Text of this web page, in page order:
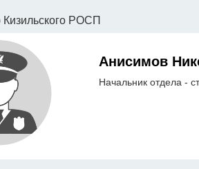
Кизильского РОСП
Анисимов
Начальник отдела -